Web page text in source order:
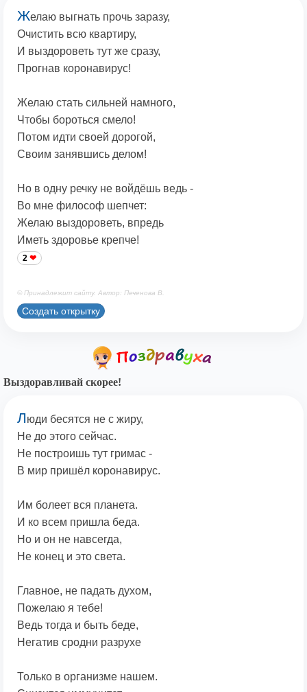
Желаю выгнать прочь заразу,
Очистить всю квартиру,
И выздороветь тут же сразу,
Прогнав коронавирус!
Желаю стать сильней намного,
Чтобы бороться смело!
Потом идти своей дорогой,
Своим занявшись делом!
Но в одну речку не войдёшь ведь -
Во мне философ шепчет:
Желаю выздороветь, впредь
Иметь здоровье крепче!
2
© Принадлежит сайту. Автор: Печенова В.
Создать открытку
Выздоравливай скорее!
Люди бесятся не с жиру,
Не до этого сейчас.
Не построишь тут гримас -
В мир пришёл коронавирус.
Им болеет вся планета.
И ко всем пришла беда.
Но и он не навсегда,
Не конец и это света.
Главное, не падать духом,
Пожелаю я тебе!
Ведь тогда и быть беде,
Негатив сродни разрухе
Только в организме нашем.